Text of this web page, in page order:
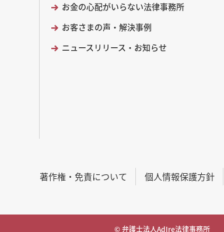
お金の心配がいらない法律事務所
お客さまの声・解決事例
ニュースリリース・お知らせ
著作権・免責について 個人情報保護方針
© 弁護士法人AdIre法律事務所